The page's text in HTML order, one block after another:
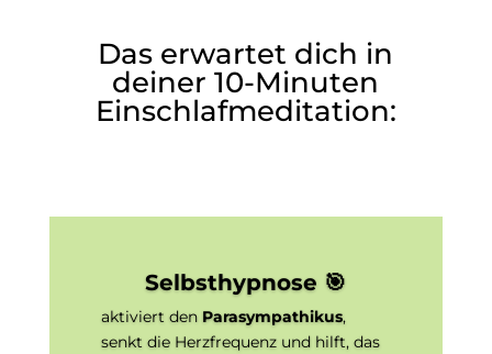
Das erwartet dich in
deiner 10-Minuten
Einschlafmeditation:
Selbsthypnose 🎯
aktiviert den Parasympathikus,
senkt die Herzfrequenz und hilft, das